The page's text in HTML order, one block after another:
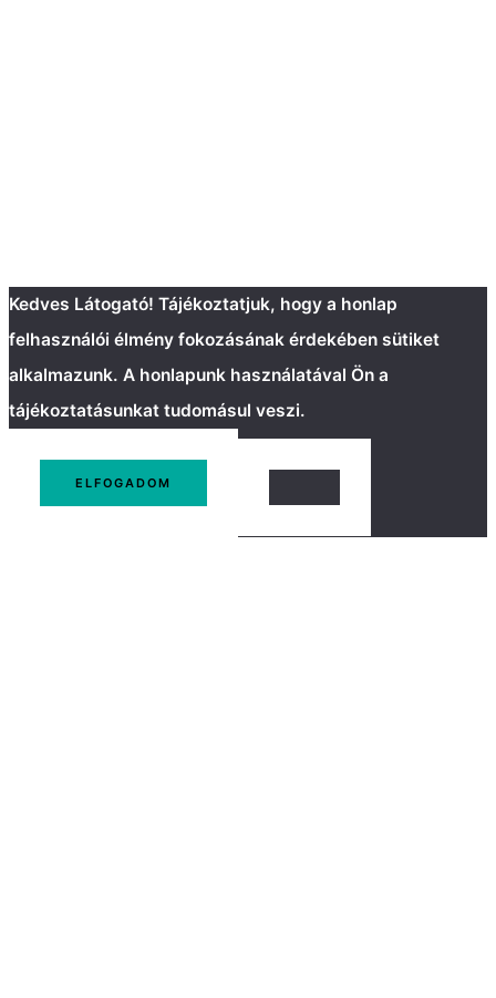
Kedves Látogató! Tájékoztatjuk, hogy a honlap
felhasználói élmény fokozásának érdekében sütiket
alkalmazunk. A honlapunk használatával Ön a
tájékoztatásunkat tudomásul veszi.
ELFOGADOM